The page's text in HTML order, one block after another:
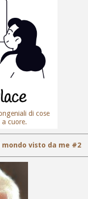
di cose
cuore.
mondo visto da me #2